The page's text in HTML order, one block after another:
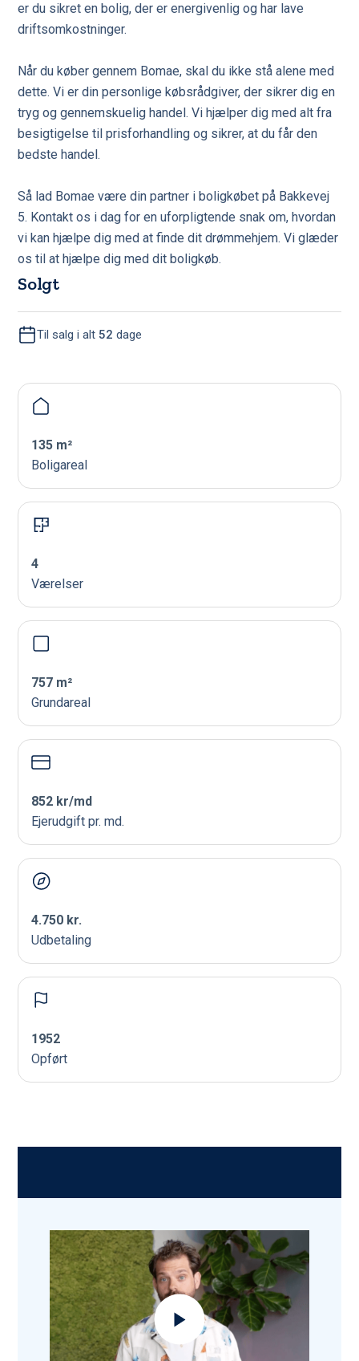
er du sikret en bolig, der er energivenlig og har lave
driftsomkostninger.
Når du køber gennem Bomae, skal du ikke stå alene med
dette. Vi er din personlige købsrådgiver, der sikrer dig en
tryg og gennemskuelig handel. Vi hjælper dig med alt fra
besigtigelse til prisforhandling og sikrer, at du får den
bedste handel.
Så lad Bomae være din partner i boligkøbet på Bakkevej
5. Kontakt os i dag for en uforpligtende snak om, hvordan
vi kan hjælpe dig med at finde dit drømmehjem. Vi glæder
os til at hjælpe dig med dit boligkøb.
Solgt
Til salg i alt52 dage
135 m²
Boligareal
4
Værelser
757 m²
Grundareal
852 kr/md
Ejerudgift pr. md.
4.750 kr.
Udbetaling
1952
Opført